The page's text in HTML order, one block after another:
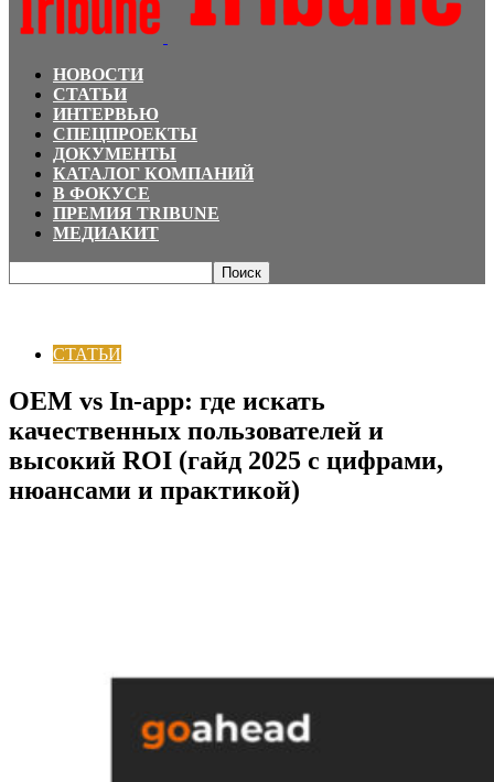
НОВОСТИ
СТАТЬИ
ИНТЕРВЬЮ
СПЕЦПРОЕКТЫ
ДОКУМЕНТЫ
КАТАЛОГ КОМПАНИЙ
В ФОКУСЕ
ПРЕМИЯ TRIBUNE
МЕДИАКИТ
СТАТЬИ
OEM vs In-app: где искать
качественных пользователей и
высокий ROI (гайд 2025 с цифрами,
нюансами и практикой)